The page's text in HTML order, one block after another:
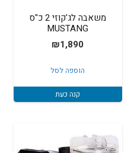
משאבה לג'קוזי 2 כ"ס
MUSTANG
₪1,890
הוספה לסל
קנה כעת